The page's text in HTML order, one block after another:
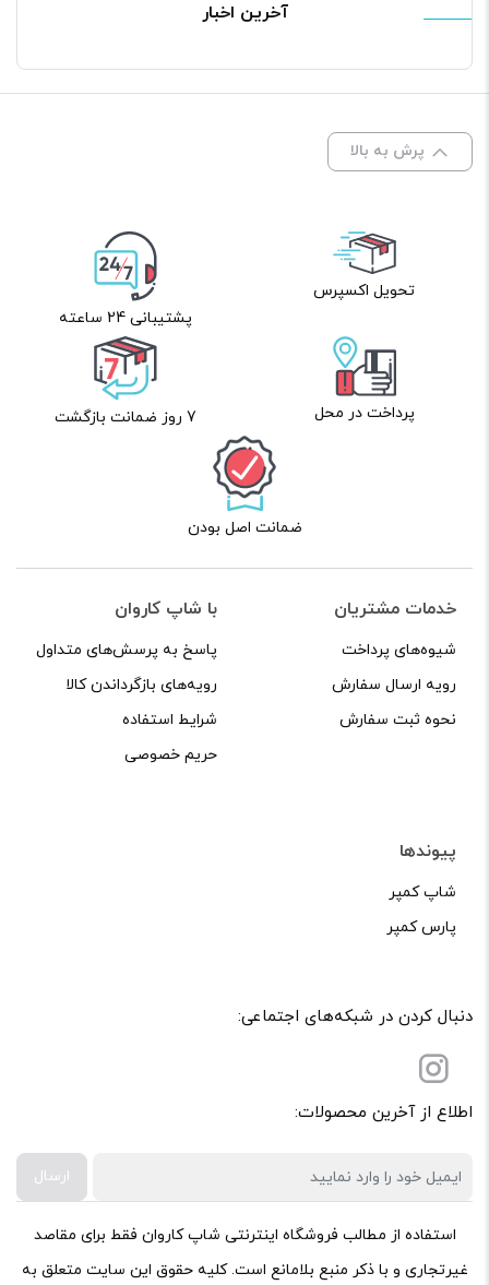
آخرین اخبار
پرش به بالا
تحویل اکسپرس
پشتیبانی 24 ساعته
پرداخت در محل 7 روز ضمانت بازگشت
ضمانت اصل بودن
خدمات مشتریان
شیوه‌های پرداخت
رویه ارسال سفارش
نحوه ثبت سفارش
با شاپ کاروان
پاسخ به پرسش‌های متداول
رویه‌های بازگرداندن کالا
شرایط استفاده
حریم خصوصی
پیوندها
شاپ کمپر
پارس کمپر
دنبال کردن در شبکه‌های اجتماعی:
اطلاع از آخرین محصولات:
ارسال
استفاده از مطالب فروشگاه اینترنتی شاپ کاروان فقط برای مقاصد
غیرتجاری و با ذکر منبع بلامانع است. کلیه حقوق این سایت متعلق به